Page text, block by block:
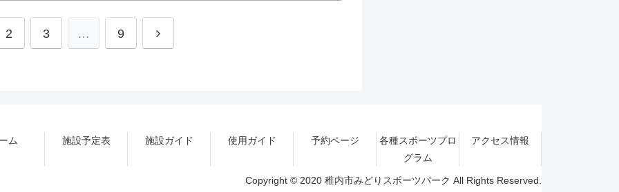
2 3 … 9 次
ム 施設予定表 施設ガイド 使用ガイド 予約ページ
各種スポーツプロ
グラム
アクセス情報
Copyright © 2020 稚内市みどりスポーツパーク All Rights Reserved.